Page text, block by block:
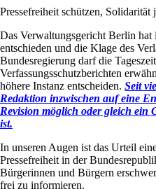
Pressefreiheit schützen, Solidarität
Das Verwaltungsgericht Berlin
entschieden und die Klage des
Bundesregierung darf die
Verfassungsschutzberichten
höhere Instanz entscheiden. Seit
Redaktion inzwischen auf eine
Revision möglich oder gleich ein
ist.
In unseren Augen ist das Urteil
Pressefreiheit in der
Bürgerinnen und Bürgern
frei zu informieren.